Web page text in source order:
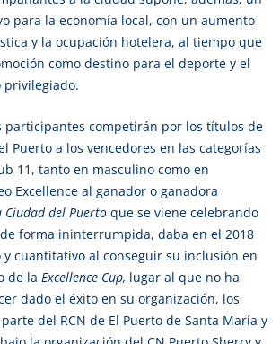
para la economía local, con un aumento
y la ocupación hotelera, al tiempo que
como destino para el deporte y el
privilegiado.
participantes competirán por los títulos de
Puerto a los vencedores en las categorías
11, tanto en masculino como en
Excellence al ganador o ganadora
Ciudad del Puerto que se viene celebrando
forma ininterrumpida, daba en el 2018
cuantitativo al conseguir su inclusión en
de la Excellence Cup, lugar al que no ha
dado el éxito en su organización, los
del RCN de El Puerto de Santa María y